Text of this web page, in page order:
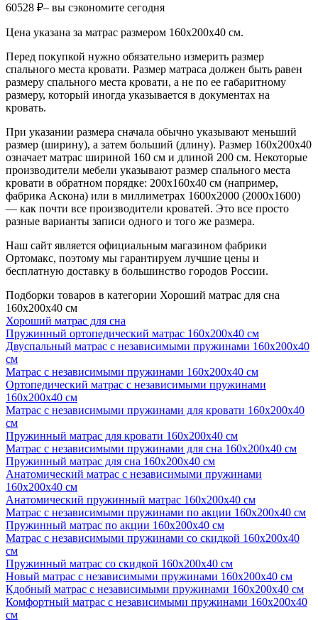
60528 ₽– вы сэкономите сегодня
Цена указана за матрас размером 160х200х40 см.
Перед покупкой нужно обязательно измерить размер
спального места кровати. Размер матраса должен быть равен
размеру спального места кровати, а не по ее габаритному
размеру, который иногда указывается в документах на
кровать.
При указании размера сначала обычно указывают меньший
размер (ширину), а затем больший (длину). Размер 160х200х40
означает матрас шириной 160 см и длиной 200 см. Некоторые
производители мебели указывают размер спального места
кровати в обратном порядке: 200х160х40 см (например,
фабрика Аскона) или в миллиметрах 1600х2000 (2000х1600)
— как почти все производители кроватей. Это все просто
разные варианты записи одного и того же размера.
Наш сайт является официальным магазином фабрики
Ортомакс, поэтому мы гарантируем лучшие цены и
бесплатную доставку в большинство городов России.
Подборки товаров в категории Хороший матрас для сна
160х200х40 см
Хороший матрас для сна
Пружинный ортопедический матрас 160х200х40 см
Двуспальный матрас с независимыми пружинами 160х200х40
см
Матрас с независимыми пружинами 160х200х40 см
Ортопедический матрас с независимыми пружинами
160х200х40 см
Матрас с независимыми пружинами для кровати 160х200х40
см
Пружинный матрас для кровати 160х200х40 см
Матрас с независимыми пружинами для сна 160х200х40 см
Пружинный матрас для сна 160х200х40 см
Анатомический матрас с независимыми пружинами
160х200х40 см
Анатомический пружинный матрас 160х200х40 см
Матрас с независимыми пружинами по акции 160х200х40 см
Пружинный матрас по акции 160х200х40 см
Матрас с независимыми пружинами со скидкой 160х200х40
см
Пружинный матрас со скидкой 160х200х40 см
Новый матрас с независимыми пружинами 160х200х40 см
Кдобный матрас с независимыми пружинами 160х200х40 см
Комфортный матрас с независимыми пружинами 160х200х40
см